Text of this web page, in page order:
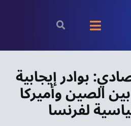
Toggle
Navigation
بودكاست
بوادر إيجابية
الصين وأميركا
لفرنسا